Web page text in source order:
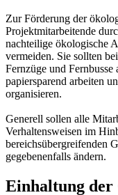
Zur Förderung der
Projektmitarbeitende
nachteilige ökologische
vermeiden. Sie sollten
Fernzüge und
papiersparend arbeiten
organisieren.
Generell sollen alle
Verhaltensweisen im
bereichsübergreifenden
gegebenenfalls ändern.
Einhaltung